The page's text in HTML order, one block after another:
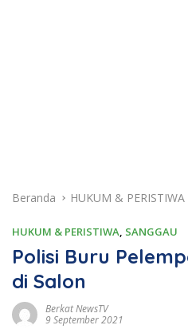
Beranda HUKUM & PERISTIWA
HUKUM & PERISTIWA, SANGGAU
Polisi Buru
di Salon
Berkat NewsTV
9 September 2021